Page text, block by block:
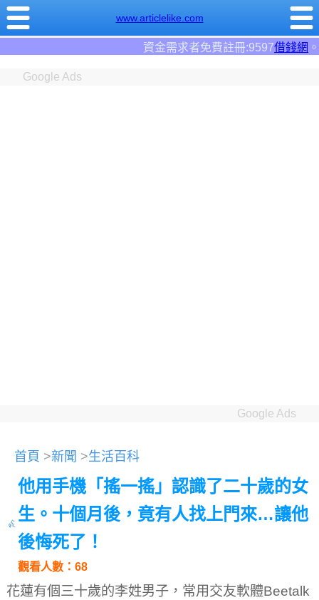
www.articlelike.com
資金需求者免費註冊:9597借錢網。全台前三大借錢網站！
Google Ads
Google Ads
首頁 >新聞 >生活百科
他用手機「搖一搖」認識了二十歲的女
生。十個月後，竟有人找上門來…讓他
後悔死了！
觀看人數：68
花蓮有個三十歲的李姓男子，常用交友軟體Beetalk